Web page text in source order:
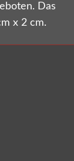
Das
x 2 cm.